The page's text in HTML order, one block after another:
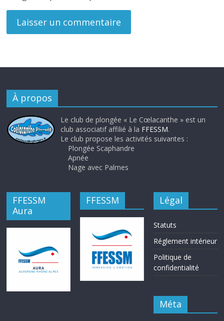
À propos
Le club de plongée « Le Cœlacanthe » est un
club associatif affilié à la FFESSM.
Le club propose les activités suivantes :
Plongée Scaphandre
Apnée
Nage avec Palmes
FFESSM
Aura
FFESSM Légal
Statuts
Réglement intérieur
Politique de
confidentialité
Méta